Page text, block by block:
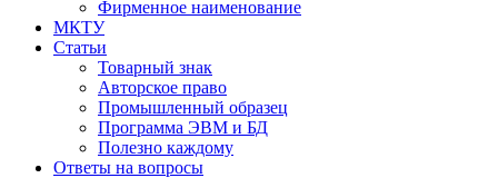
Фирменное наименование
МКТУ
Статьи
Товарный знак
Авторское право
Промышленный образец
Программа ЭВМ и БД
Полезно каждому
Ответы на вопросы